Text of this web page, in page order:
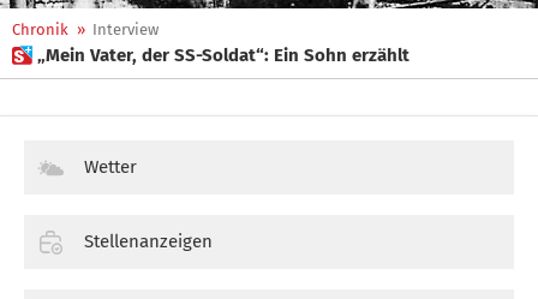
Chronik » Interview
 „Mein Vater, der SS-Soldat“: Ein Sohn erzählt
Wetter
Stellenanzeigen